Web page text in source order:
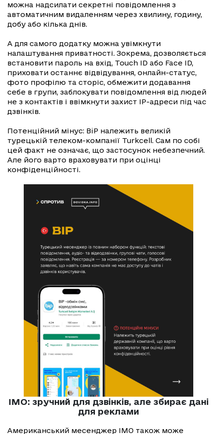
можна надсилати секретні повідомлення з
автоматичним видаленням через хвилину, годину,
добу або кілька днів.
А для самого додатку можна увімкнути
налаштування приватності. Зокрема, дозволяється
встановити пароль на вхід, Touch ID або Face ID,
приховати останнє відвідування, онлайн-статус,
фото профілю та сторіс, обмежити додавання
себе в групи, заблокувати повідомлення від людей
не з контактів і ввімкнути захист IP-адреси під час
дзвінків.
Потенційний мінус: BiP належить великій
турецькій телеком-компанії Turkcell. Сам по собі
цей факт не означає, що застосунок небезпечний.
Але його варто враховувати при оцінці
конфіденційності.
IMO: зручний для дзвінків, але збирає дані
для реклами
Американський месенджер IMO також може